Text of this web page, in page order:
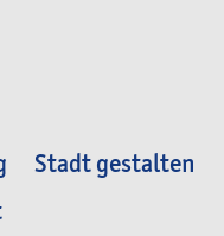
Stadt gestalten